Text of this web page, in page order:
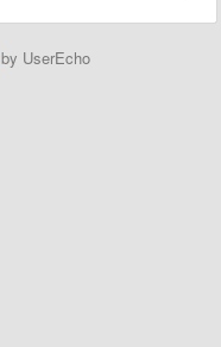
by UserEcho